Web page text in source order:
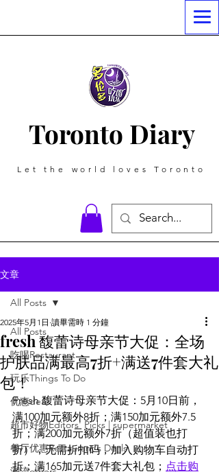
Toronto Diary
Let the world loves Toronto
文章
All Posts
吃喝Restaurant
玩乐Things To Do
优惠deal
超市好物Editors' Picks | supermarket
餐厅优惠Restaurant's Deals
All Posts
fresh 馥蕾诗母亲节大促：全场
护肤品满最高7折+满送7件套大礼
包！
2025年5月1日 讀畢需時 1 分鐘
Fresh 馥蕾诗母亲节大促：5月10日前，
满100加元额外8折；满150加元额外7.5
折；满200加元额外7折（超值装也打
折），无需折扣码，加入购物车自动打
折；满165加元送7件套大礼包； 点击购